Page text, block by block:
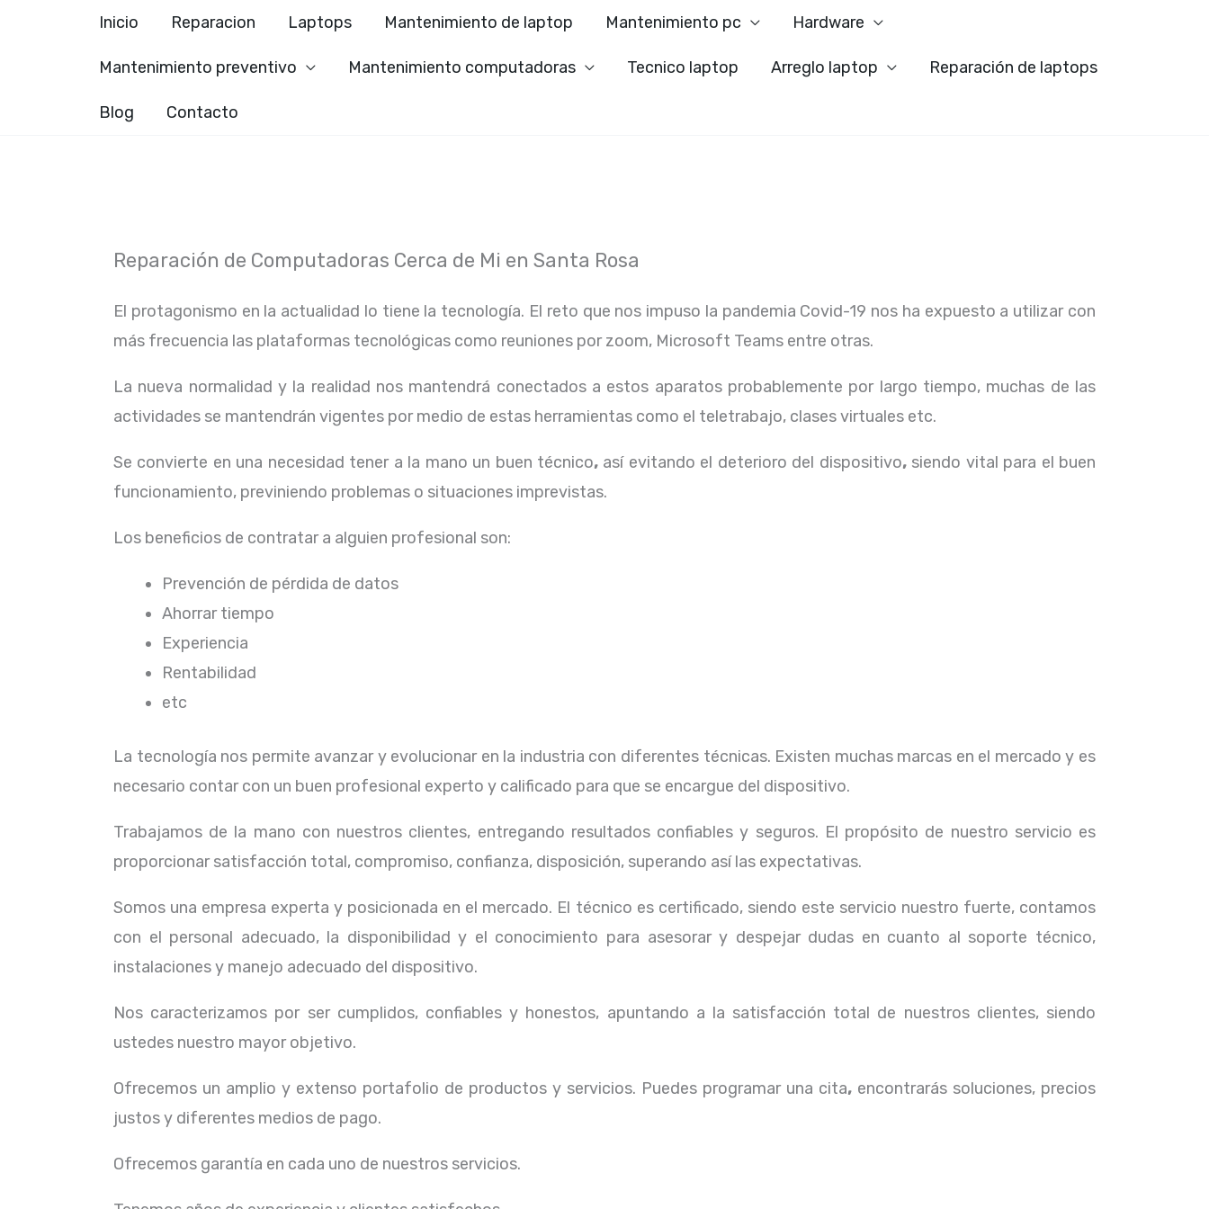
Inicio Reparacion Laptops Mantenimiento de laptop Mantenimiento pc Hardware
Mantenimiento preventivo Mantenimiento computadoras Tecnico laptop Arreglo laptop Reparación de laptops
Blog Contacto
Reparación de Computadoras Cerca de Mi en Santa Rosa
El protagonismo en la actualidad lo tiene la tecnología. El reto que nos impuso la pandemia Covid-19 nos ha expuesto a utilizar con
más frecuencia las plataformas tecnológicas como reuniones por zoom, Microsoft Teams entre otras.
La nueva normalidad y la realidad nos mantendrá conectados a estos aparatos probablemente por largo tiempo, muchas de las
actividades se mantendrán vigentes por medio de estas herramientas como el teletrabajo, clases virtuales etc.
Se convierte en una necesidad tener a la mano un buen técnico, así evitando el deterioro del dispositivo, siendo vital para el buen
funcionamiento, previniendo problemas o situaciones imprevistas.
Los beneficios de contratar a alguien profesional son:
Prevención de pérdida de datos
Ahorrar tiempo
Experiencia
Rentabilidad
etc
La tecnología nos permite avanzar y evolucionar en la industria con diferentes técnicas. Existen muchas marcas en el mercado y es
necesario contar con un buen profesional experto y calificado para que se encargue del dispositivo.
Trabajamos de la mano con nuestros clientes, entregando resultados confiables y seguros. El propósito de nuestro servicio es
proporcionar satisfacción total, compromiso, confianza, disposición, superando así las expectativas.
Somos una empresa experta y posicionada en el mercado. El técnico es certificado, siendo este servicio nuestro fuerte, contamos
con el personal adecuado, la disponibilidad y el conocimiento para asesorar y despejar dudas en cuanto al soporte técnico,
instalaciones y manejo adecuado del dispositivo.
Nos caracterizamos por ser cumplidos, confiables y honestos, apuntando a la satisfacción total de nuestros clientes, siendo
ustedes nuestro mayor objetivo.
Ofrecemos un amplio y extenso portafolio de productos y servicios. Puedes programar una cita, encontrarás soluciones, precios
justos y diferentes medios de pago.
Ofrecemos garantía en cada uno de nuestros servicios.